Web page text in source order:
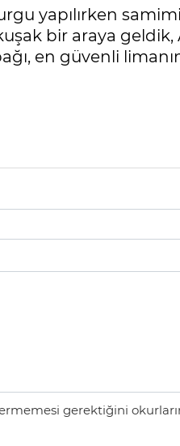
yapılırken
bir araya
en güvenli
gerektiğini